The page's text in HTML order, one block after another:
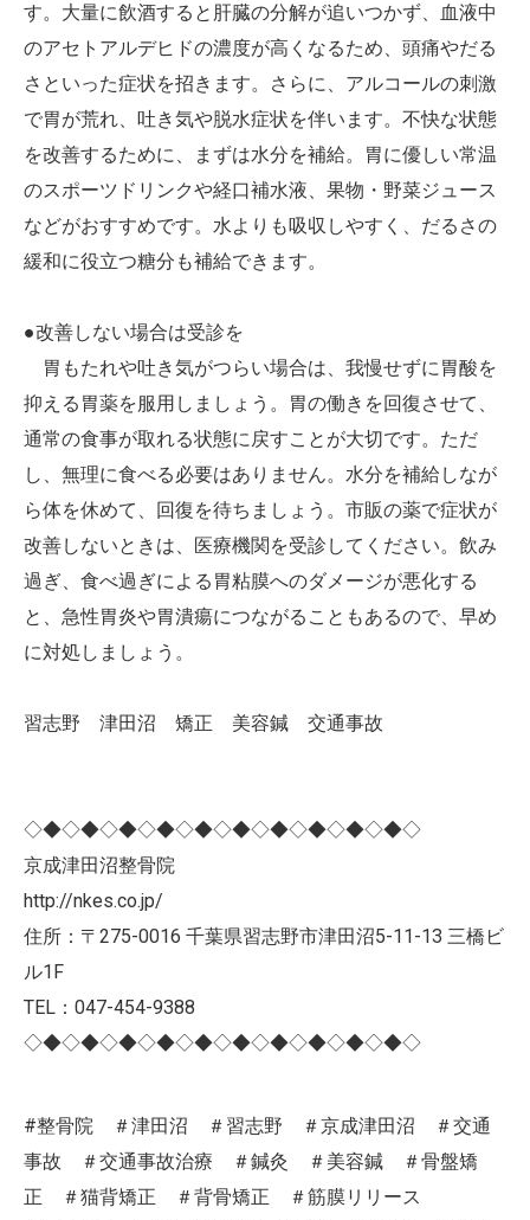
す。大量に飲酒すると肝臓の分解が追いつかず、血液中
のアセトアルデヒドの濃度が高くなるため、頭痛やだる
さといった症状を招きます。さらに、アルコールの刺激
で胃が荒れ、吐き気や脱水症状を伴います。不快な状態
を改善するために、まずは水分を補給。胃に優しい常温
のスポーツドリンクや経口補水液、果物・野菜ジュース
などがおすすめです。水よりも吸収しやすく、だるさの
緩和に役立つ糖分も補給できます。
●改善しない場合は受診を
胃もたれや吐き気がつらい場合は、我慢せずに胃酸を
抑える胃薬を服用しましょう。胃の働きを回復させて、
通常の食事が取れる状態に戻すことが大切です。ただ
し、無理に食べる必要はありません。水分を補給しなが
ら体を休めて、回復を待ちましょう。市販の薬で症状が
改善しないときは、医療機関を受診してください。飲み
過ぎ、食べ過ぎによる胃粘膜へのダメージが悪化する
と、急性胃炎や胃潰瘍につながることもあるので、早め
に対処しましょう。
習志野 津田沼 矯正 美容鍼 交通事故
◇◆◇◆◇◆◇◆◇◆◇◆◇◆◇◆◇◆◇◆◇
京成津田沼整骨院
http://nkes.co.jp/
住所：〒275-0016 千葉県習志野市津田沼5-11-13 三橋ビ
ル1F
TEL：047-454-9388
◇◆◇◆◇◆◇◆◇◆◇◆◇◆◇◆◇◆◇◆◇
#整骨院 ＃津田沼 ＃習志野 ＃京成津田沼 ＃交通
事故 ＃交通事故治療 ＃鍼灸 ＃美容鍼 ＃骨盤矯
正 ＃猫背矯正 ＃背骨矯正 ＃筋膜リリース